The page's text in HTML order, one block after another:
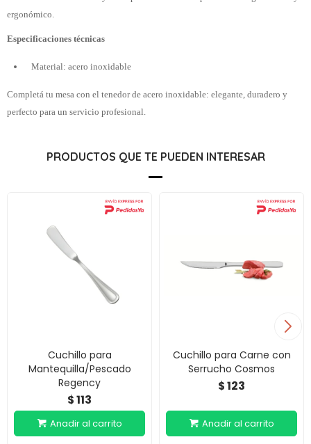
ergonómico.
Especificaciones técnicas
Material: acero inoxidable
Completá tu mesa con el tenedor de acero inoxidable: elegante, duradero y
perfecto para un servicio profesional.
PRODUCTOS QUE TE PUEDEN INTERESAR
Cuchillo para
Mantequilla/Pescado
Regency
$113
Cuchillo para Carne con
Serrucho Cosmos
$123